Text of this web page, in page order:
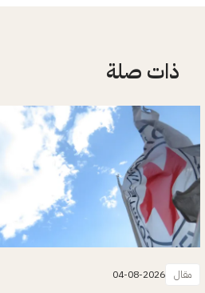
ذات صلة
مقال 04-08-2026